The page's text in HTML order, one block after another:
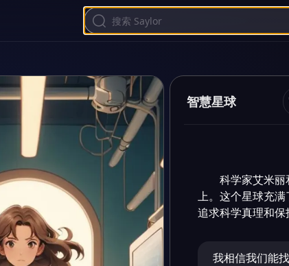
智慧星球
科学家艾米
上。这个星球充
追求科学真理和保
我相信我们能